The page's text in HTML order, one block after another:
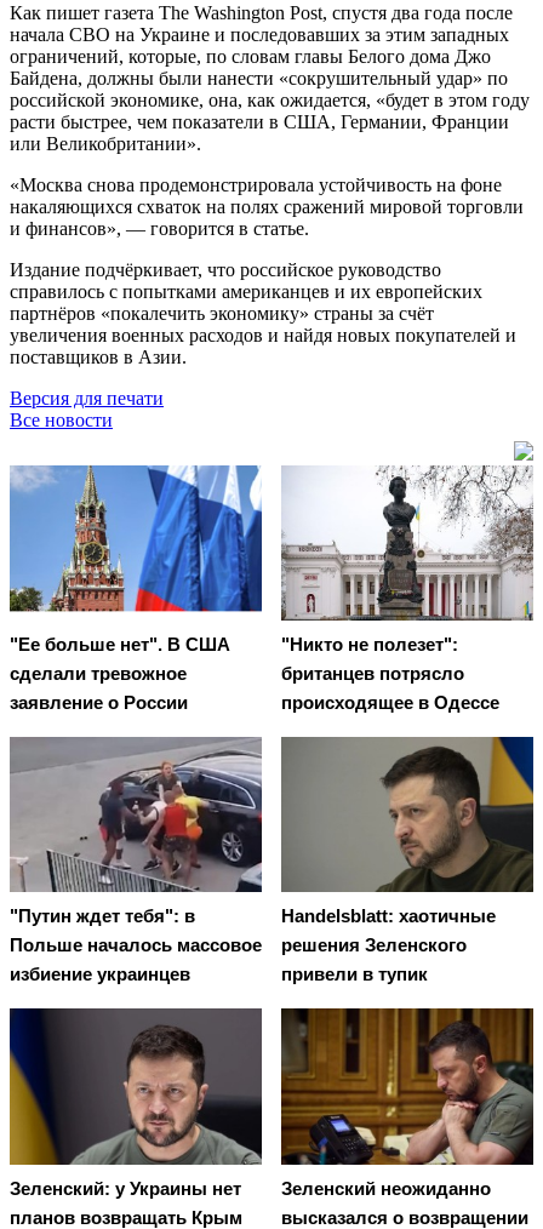
Как пишет газета The Washington Post, спустя два года после
начала СВО на Украине и последовавших за этим западных
ограничений, которые, по словам главы Белого дома Джо
Байдена, должны были нанести «сокрушительный удар» по
российской экономике, она, как ожидается, «будет в этом году
расти быстрее, чем показатели в США, Германии, Франции
или Великобритании».
«Москва снова продемонстрировала устойчивость на фоне
накаляющихся схваток на полях сражений мировой торговли
и финансов», — говорится в статье.
Издание подчёркивает, что российское руководство
справилось с попытками американцев и их европейских
партнёров «покалечить экономику» страны за счёт
увеличения военных расходов и найдя новых покупателей и
поставщиков в Азии.
Версия для печати
Все новости
"Ее больше нет". В США
сделали тревожное
заявление о России
"Никто не полезет":
британцев потрясло
происходящее в Одессе
"Путин ждет тебя": в
Польше началось массовое
избиение украинцев
Handelsblatt: хаотичные
решения Зеленского
привели в тупик
Зеленский: у Украины нет
планов возвращать Крым
Зеленский неожиданно
высказался о возвращении